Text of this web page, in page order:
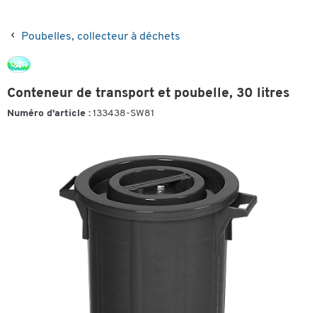
Poubelles, collecteur à déchets
Conteneur de transport et poubelle, 30 litres
Numéro d'article : 133438-SW81